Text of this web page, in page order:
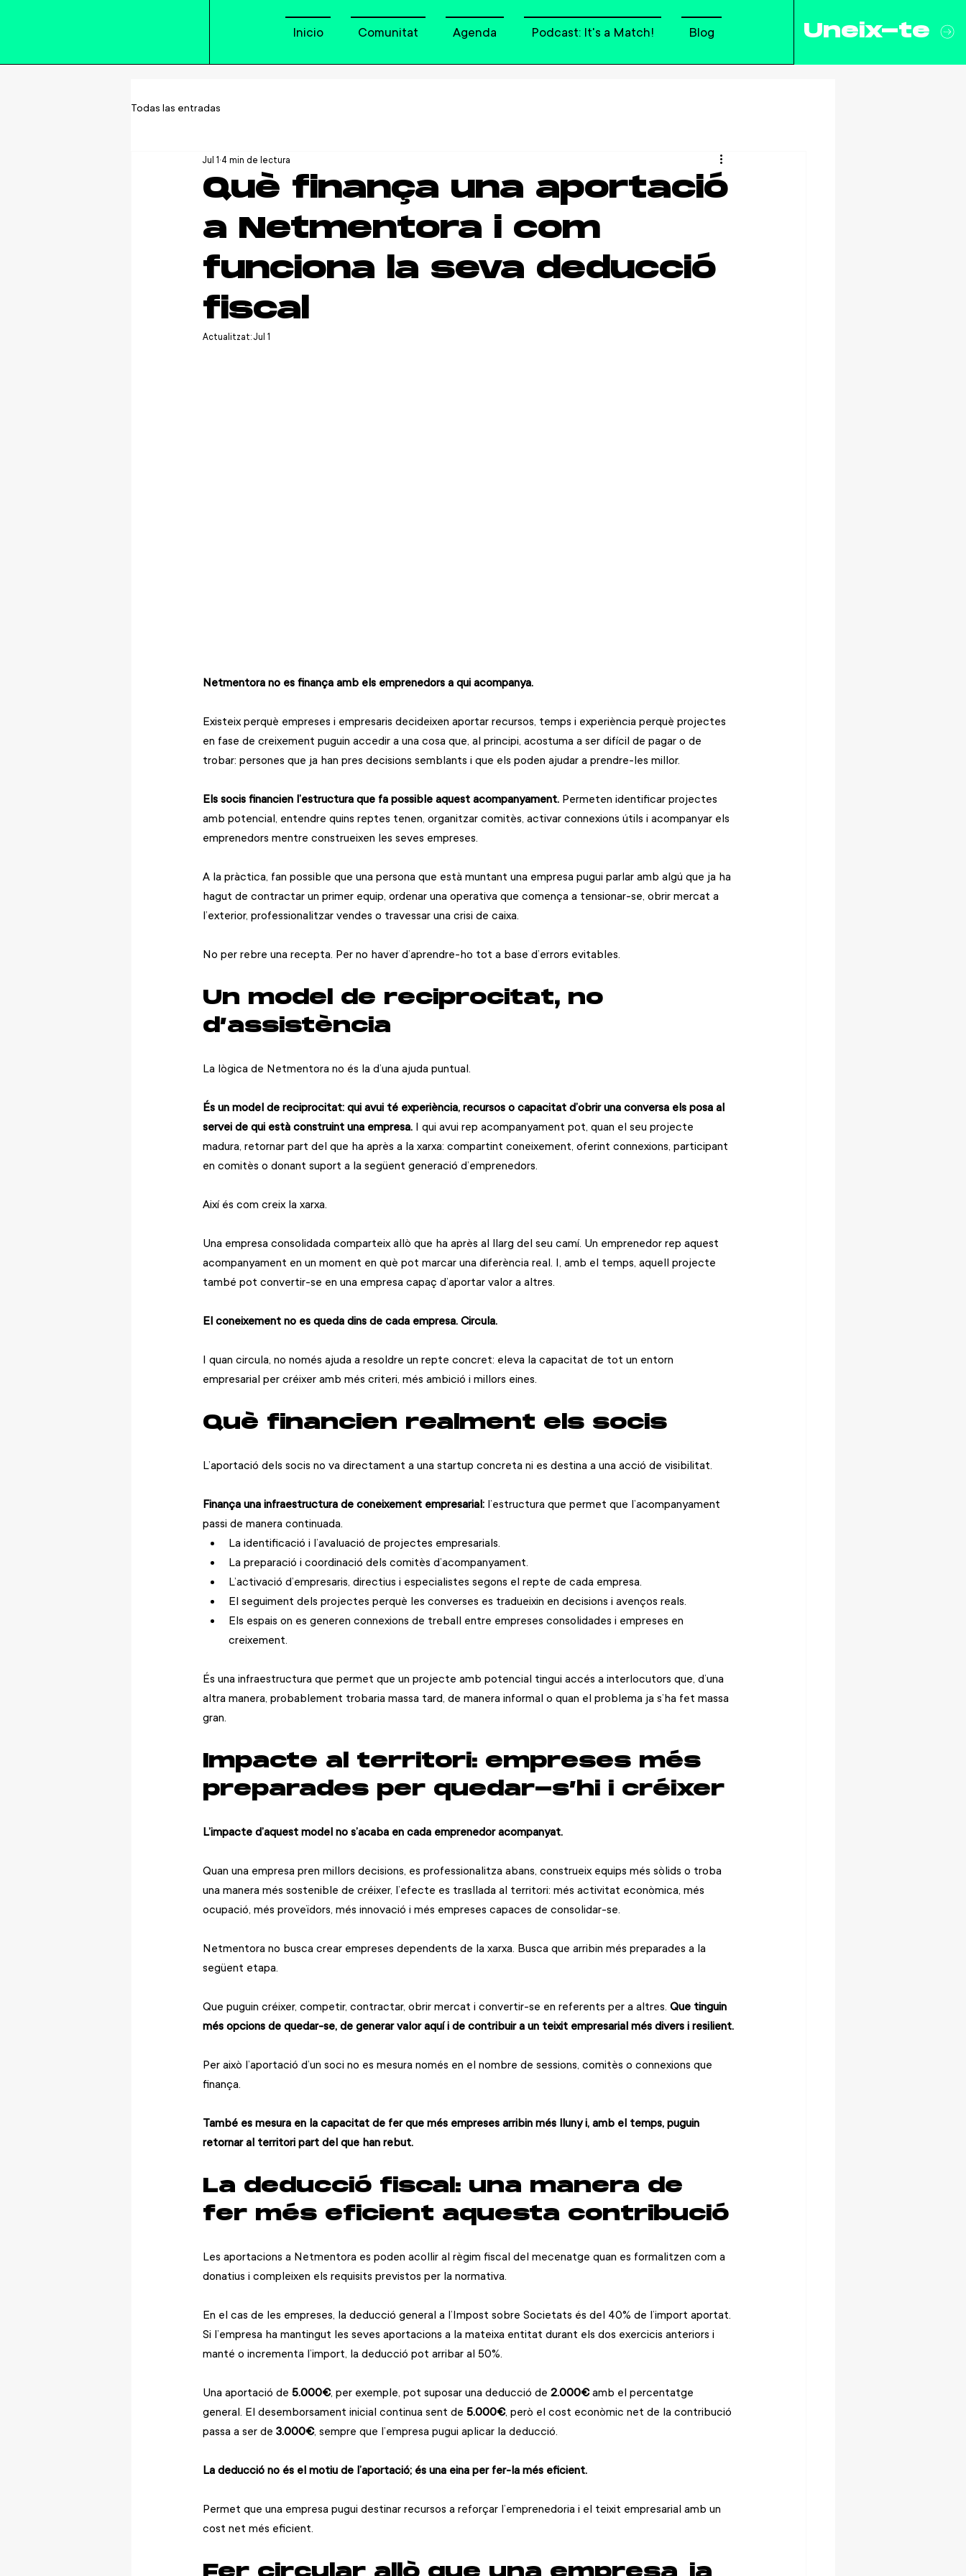
Uneix-te
Inicio Comunitat Agenda Podcast: It's a Match! Blog
Todas las entradas
Què finança una aportació
a Netmentora i com
funciona la seva deducció
fiscal
Jul 1 4 min de lectura
Actualitzat:Jul 1
Netmentora no es finança amb els emprenedors a qui acompanya.
Existeix perquè empreses i empresaris decideixen aportar recursos, temps i experiència perquè projectes
en fase de creixement puguin accedir a una cosa que, al principi, acostuma a ser difícil de pagar o de
trobar: persones que ja han pres decisions semblants i que els poden ajudar a prendre-les millor.
Els socis financien l’estructura que fa possible aquest acompanyament. Permeten identificar projectes
amb potencial, entendre quins reptes tenen, organitzar comitès, activar connexions útils i acompanyar els
emprenedors mentre construeixen les seves empreses.
A la pràctica, fan possible que una persona que està muntant una empresa pugui parlar amb algú que ja ha
hagut de contractar un primer equip, ordenar una operativa que comença a tensionar-se, obrir mercat a
l’exterior, professionalitzar vendes o travessar una crisi de caixa.
No per rebre una recepta. Per no haver d’aprendre-ho tot a base d’errors evitables.
Un model de reciprocitat, no
d’assistència
La lògica de Netmentora no és la d’una ajuda puntual.
És un model de reciprocitat: qui avui té experiència, recursos o capacitat d’obrir una conversa els posa al
servei de qui està construint una empresa. I qui avui rep acompanyament pot, quan el seu projecte
madura, retornar part del que ha après a la xarxa: compartint coneixement, oferint connexions, participant
en comitès o donant suport a la següent generació d’emprenedors.
Així és com creix la xarxa.
Una empresa consolidada comparteix allò que ha après al llarg del seu camí. Un emprenedor rep aquest
acompanyament en un moment en què pot marcar una diferència real. I, amb el temps, aquell projecte
també pot convertir-se en una empresa capaç d’aportar valor a altres.
El coneixement no es queda dins de cada empresa. Circula.
I quan circula, no només ajuda a resoldre un repte concret: eleva la capacitat de tot un entorn
empresarial per créixer amb més criteri, més ambició i millors eines.
Què financien realment els socis
L’aportació dels socis no va directament a una startup concreta ni es destina a una acció de visibilitat.
Finança una infraestructura de coneixement empresarial: l’estructura que permet que l’acompanyament
passi de manera continuada.
La identificació i l’avaluació de projectes empresarials.
La preparació i coordinació dels comitès d’acompanyament.
L’activació d’empresaris, directius i especialistes segons el repte de cada empresa.
El seguiment dels projectes perquè les converses es tradueixin en decisions i avenços reals.
Els espais on es generen connexions de treball entre empreses consolidades i empreses en
creixement.
És una infraestructura que permet que un projecte amb potencial tingui accés a interlocutors que, d’una
altra manera, probablement trobaria massa tard, de manera informal o quan el problema ja s’ha fet massa
gran.
Impacte al territori: empreses més
preparades per quedar-s’hi i créixer
L’impacte d’aquest model no s’acaba en cada emprenedor acompanyat.
Quan una empresa pren millors decisions, es professionalitza abans, construeix equips més sòlids o troba
una manera més sostenible de créixer, l’efecte es trasllada al territori: més activitat econòmica, més
ocupació, més proveïdors, més innovació i més empreses capaces de consolidar-se.
Netmentora no busca crear empreses dependents de la xarxa. Busca que arribin més preparades a la
següent etapa.
Que puguin créixer, competir, contractar, obrir mercat i convertir-se en referents per a altres. Que tinguin
més opcions de quedar-se, de generar valor aquí i de contribuir a un teixit empresarial més divers i resilient.
Per això l’aportació d’un soci no es mesura només en el nombre de sessions, comitès o connexions que
finança.
També es mesura en la capacitat de fer que més empreses arribin més lluny i, amb el temps, puguin
retornar al territori part del que han rebut.
La deducció fiscal: una manera de
fer més eficient aquesta contribució
Les aportacions a Netmentora es poden acollir al règim fiscal del mecenatge quan es formalitzen com a
donatius i compleixen els requisits previstos per la normativa.
En el cas de les empreses, la deducció general a l’Impost sobre Societats és del 40% de l’import aportat.
Si l’empresa ha mantingut les seves aportacions a la mateixa entitat durant els dos exercicis anteriors i
manté o incrementa l’import, la deducció pot arribar al 50%.
Una aportació de 5.000€, per exemple, pot suposar una deducció de 2.000€ amb el percentatge
general. El desemborsament inicial continua sent de 5.000€, però el cost econòmic net de la contribució
passa a ser de 3.000€, sempre que l’empresa pugui aplicar la deducció.
La deducció no és el motiu de l’aportació; és una eina per fer-la més eficient.
Permet que una empresa pugui destinar recursos a reforçar l’emprenedoria i el teixit empresarial amb un
cost net més eficient.